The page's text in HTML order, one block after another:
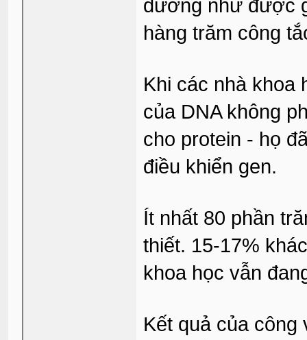
dường như được
hàng trăm công
Khi các nhà khoa
của DNA không
cho protein - họ
điều khiển gen.
Ít nhất 80 phần
thiết. 15-17%
khoa học vẫn
Kết quả của công